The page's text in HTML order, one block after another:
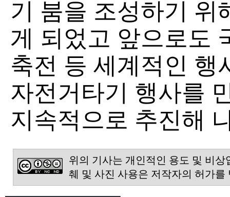
기 붐을 조성하기 위
게 되었고 앞으로도
축전 등 세계적인 행
자전거타기 행사를
지속적으로 추진해
위의 기사는 개인적인 용도 및 비
췌 및 사진 사용은 저작자의 허가를